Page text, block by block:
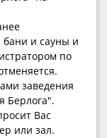
бани и сауны и
по
заведения
Берлога".
Вас
или зал.